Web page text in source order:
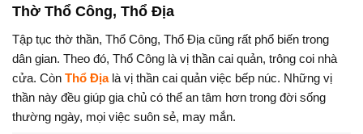
Thờ Thổ Công, Thổ Địa
Tập tục thờ thần, Thổ Công, Thổ Địa cũng rất phổ biến trong
dân gian. Theo đó, Thổ Công là vị thần cai quản, trông coi nhà
cửa. Còn Thổ Địa là vị thần cai quản việc bếp núc. Những vị
thần này đều giúp gia chủ có thể an tâm hơn trong đời sống
thường ngày, mọi việc suôn sẻ, may mắn.